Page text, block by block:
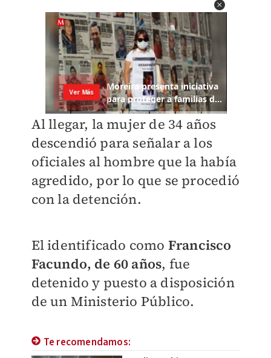
Al llegar, la mujer de 34 años
descendió para señalar a los
oficiales al hombre que la había
agredido, por lo que se procedió
con la detención.
El identificado como Francisco
Facundo, de 60 años, fue
detenido y puesto a disposición
de un Ministerio Público.
Te recomendamos: